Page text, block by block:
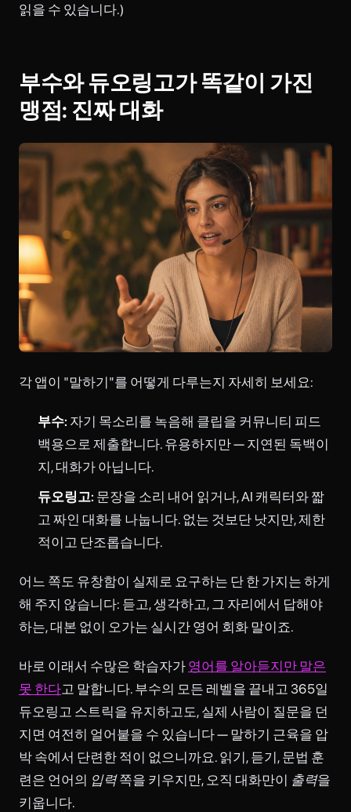
읽을 수 있습니다.)
부수와 듀오링고가 똑같이 가진
맹점: 진짜 대화
각 앱이 "말하기"를 어떻게 다루는지 자세히 보세요:
부수: 자기 목소리를 녹음해 클립을 커뮤니티 피드
백용으로 제출합니다. 유용하지만 — 지연된 독백이
지, 대화가 아닙니다.
듀오링고: 문장을 소리 내어 읽거나, AI 캐릭터와 짧
고 짜인 대화를 나눕니다. 없는 것보단 낫지만, 제한
적이고 단조롭습니다.
어느 쪽도 유창함이 실제로 요구하는 단 한 가지는 하게
해 주지 않습니다: 듣고, 생각하고, 그 자리에서 답해야
하는, 대본 없이 오가는 실시간 영어 회화 말이죠.
바로 이래서 수많은 학습자가 영어를 알아듣지만 말은
못 한다고 말합니다. 부수의 모든 레벨을 끝내고 365일
듀오링고 스트릭을 유지하고도, 실제 사람이 질문을 던
지면 여전히 얼어붙을 수 있습니다 — 말하기 근육을 압
박 속에서 단련한 적이 없으니까요. 읽기, 듣기, 문법 훈
련은 언어의 입력쪽을 키우지만, 오직 대화만이 출력을
키웁니다.